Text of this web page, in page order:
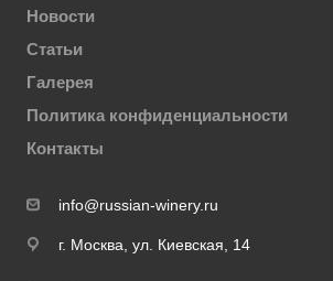
Новости
Статьи
Галерея
Политика конфиденциальности
Контакты
info@russian-winery.ru
г. Москва, ул. Киевская, 14